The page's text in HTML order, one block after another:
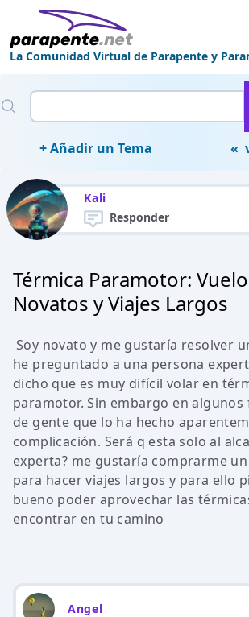
La Comunidad Virtual de Parapente y
+ Añadir un Tema
«
Kali
Responder
Térmica Paramotor:
Novatos y Viajes Largos
Soy novato y me gustaría resolver
he preguntado a una persona
dicho que es muy difícil volar en
paramotor. Sin embargo en
de gente que lo ha hecho
complicación. Será q esta solo al
experta? me gustaría comprarme
para hacer viajes largos y para ello
bueno poder aprovechar las
encontrar en tu camino
Angel